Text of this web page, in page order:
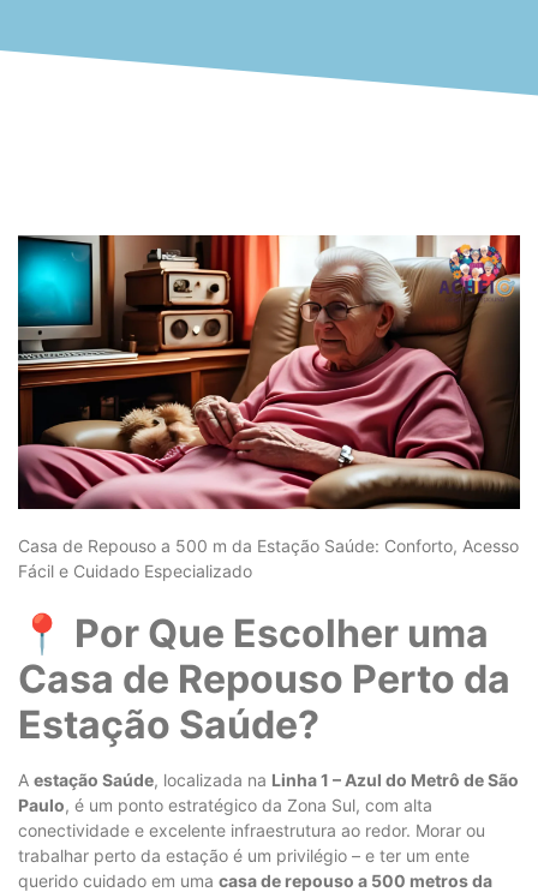
Casa de Repouso a 500 m da Estação Saúde: Conforto, Acesso
Fácil e Cuidado Especializado
📍 Por Que Escolher uma
Casa de Repouso Perto da
Estação Saúde?
A estação Saúde, localizada na Linha 1 – Azul do Metrô de São
Paulo, é um ponto estratégico da Zona Sul, com alta
conectividade e excelente infraestrutura ao redor. Morar ou
trabalhar perto da estação é um privilégio – e ter um ente
querido cuidado em uma casa de repouso a 500 metros da